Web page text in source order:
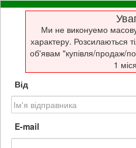
Ми не виконуемо
характеру. Розсилаються
об'явам "купівля/продаж/
1
Від
E-mail